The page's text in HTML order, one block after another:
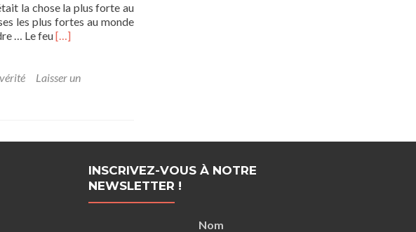
la chose la plus forte au
les plus fortes au monde
… Le feuEn savoir plus surPlus Fort que la Mort
[…]
vérité
Laisser un
INSCRIVEZ-VOUS À NOTRE
NEWSLETTER !
Nom